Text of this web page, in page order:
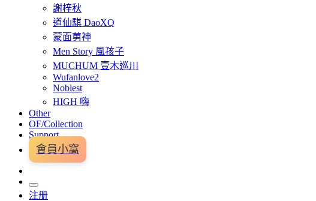
謝梓秋
道仙騏 DaoXQ
蒙面莮神
Men Story 風孩子
MUCHUM 壹木巡川
Wufanlove2
Noblest
HIGH 嗨
Other
OF/Collection
Support
會員小窩
注册